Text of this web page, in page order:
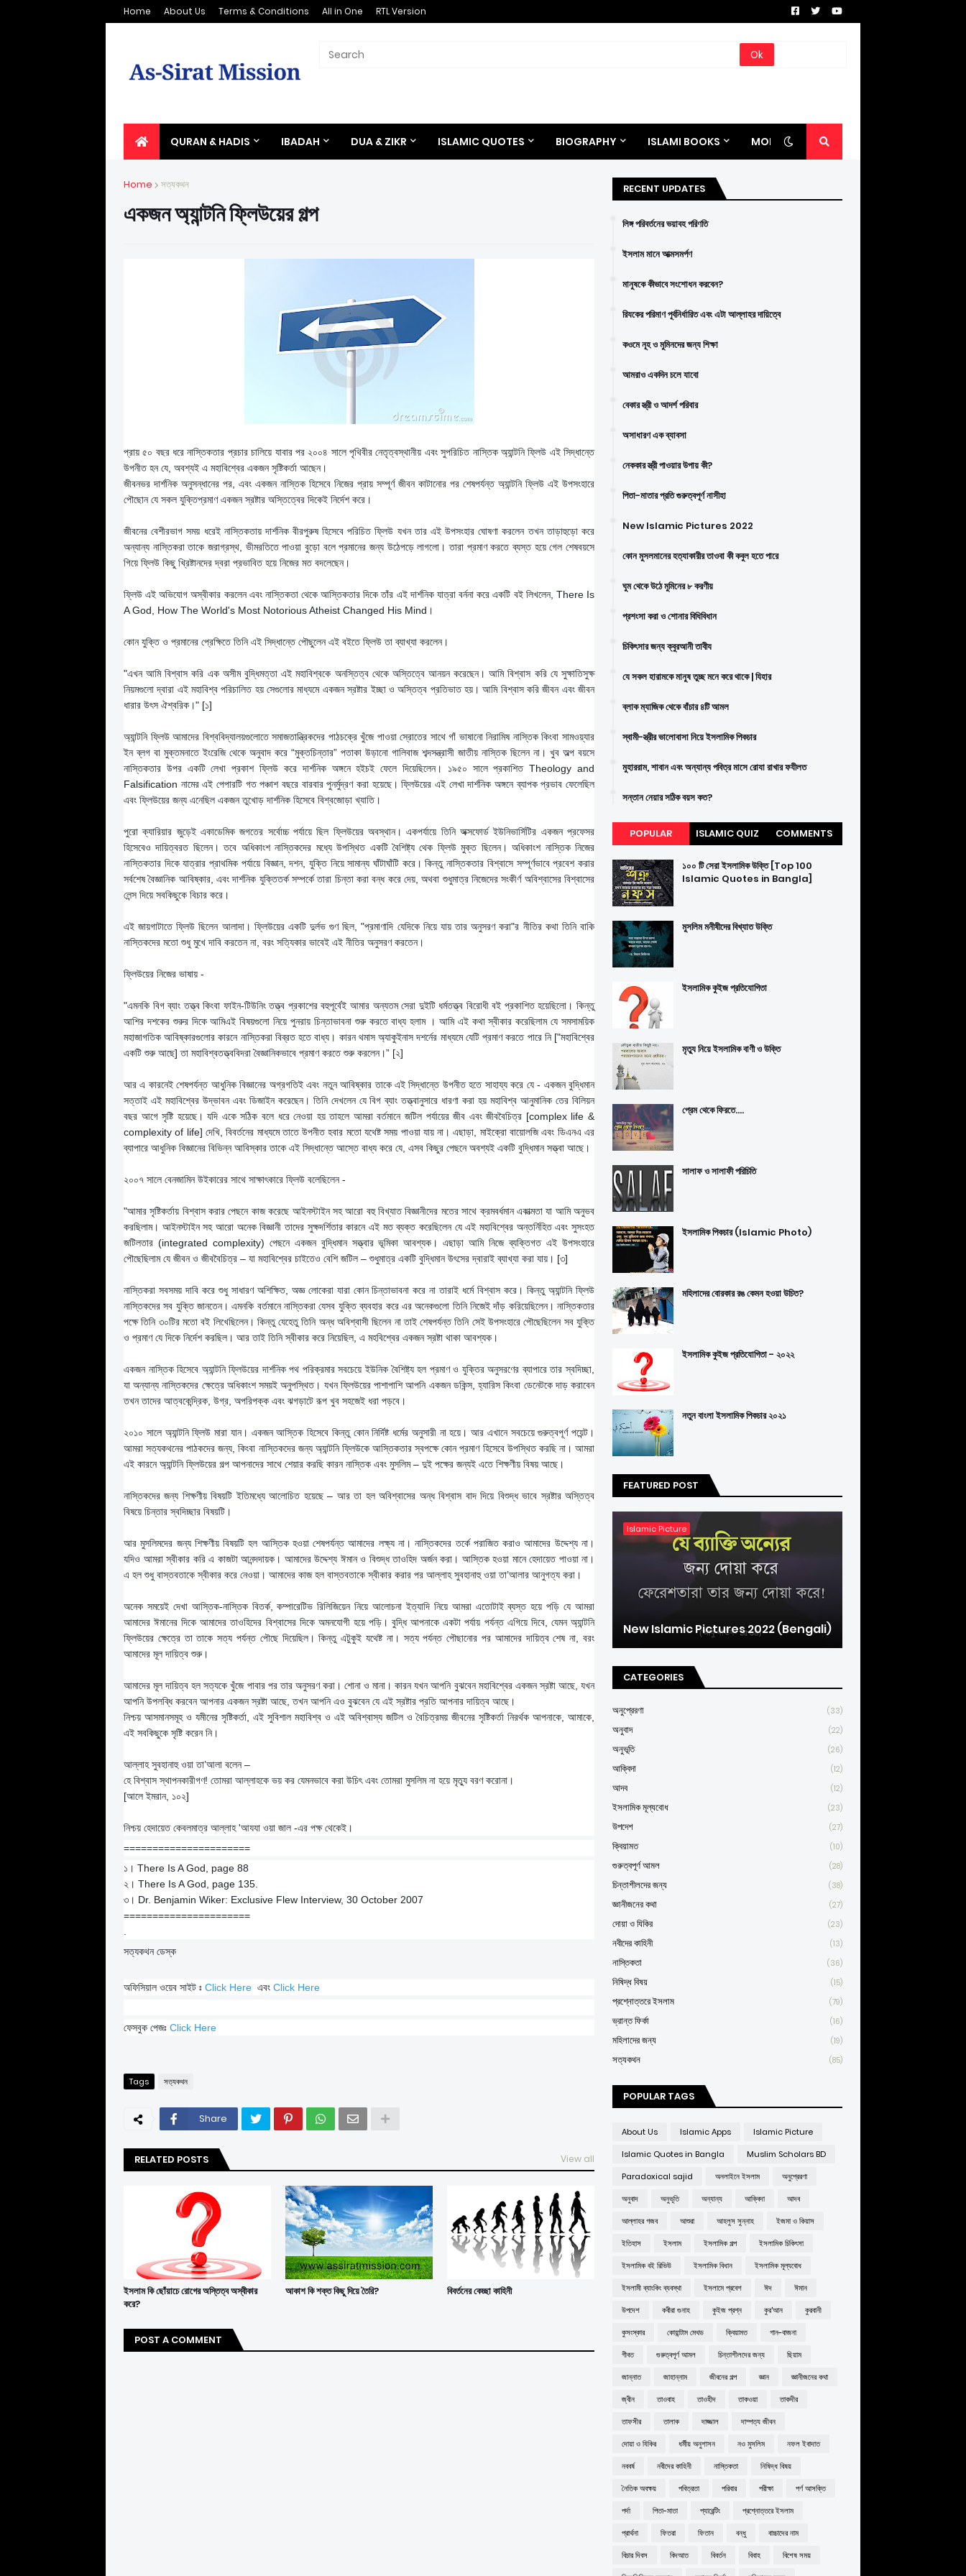
Home About Us Terms & Conditions All in One RTL Version
QURAN & HADIS IBADAH DUA & ZIKR ISLAMIC QUOTES BIOGRAPHY ISLAMI BOOKS MORE
Home সত্যকথন
একজন অ্যান্টনি ফ্লিউয়ের গল্প
প্রায় ৫০ বছর ধরে নাস্তিকতার প্রচার চালিয়ে যাবার পর ২০০৪ সালে পৃথিবীর নেতৃত্বস্থানীয় এবং সুপরিচিত নাস্তিক অ্যান্টনি ফ্লিউ এই সিদ্ধান্তে
উপনীত হন যে, অবশ্যই এ মহাবিশ্বের একজন সৃষ্টিকর্তা আছেন।
জীবনভর দার্শনিক অনুসন্ধানের পর, এবং একজন নাস্তিক হিসেবে নিজের প্রায় সম্পূর্ণ জীবন কাটানোর পর শেষপর্যন্ত অ্যান্টনি ফ্লিউ এই উপসংহারে
পৌছোন যে সকল যুক্তিপ্রমাণ একজন স্রষ্টার অস্তিত্বের দিকেই নির্দেশ করে।
জীবনের বেশীরভাগ সময় ধরেই নাস্তিকতায় দার্শনিক বীরপুরুষ হিসেবে পরিচিত ফ্লিউ যখন তার এই উপসংহার ঘোষণা করলেন তখন তাড়াহুড়ো করে
অন্যান্য নাস্তিকরা তাকে জরাগ্রস্থ, ভীমরতিতে পাওয়া বুড়ো বলে প্রমানের জন্য উঠেপড়ে লাগলো। তারা প্রমাণ করতে ব্যস্ত হয়ে গেল শেষবয়সে
গিয়ে ফ্লিউ কিছু খ্রিষ্টানদের দ্বরা প্রভাবিত হয়ে নিজের মত বদলেছেন।
ফ্লিউ এই অভিযোগ অস্বীকার করলেন এবং নাস্তিকতা থেকে আস্তিকতার দিকে তাঁর এই দার্শনিক যাত্রা বর্ননা করে একটি বই লিখলেন, There Is
A God, How The World's Most Notorious Atheist Changed His Mind।
কোন যুক্তি ও প্রমানের প্রেক্ষিতে তিনি এই সিদ্ধান্তে পৌছুলেন এই বইতে ফ্লিউ তা ব্যাখ্যা করলেন।
"এখন আমি বিশ্বাস করি এক অসীম বুদ্ধিমত্তা এই মহাবিশ্বকে অনস্তিত্ব থেকে অস্তিত্বে আনয়ন করেছেন। আমি বিশ্বাস করি যে সুক্ষাতিসুক্ষ
নিয়মগুলো দ্বারা এই মহাবিশ্ব পরিচালিত হয় সেগুলোর মাধ্যমে একজন স্রষ্টার ইচ্ছা ও অস্তিত্ব প্রতিভাত হয়। আমি বিশ্বাস করি জীবন এবং জীবন
ধারার উৎস ঐশ্বরিক।" [১]
অ্যান্টনি ফ্লিউ আমাদের বিশ্ববিদ্যালয়গুলোতে সমাজতান্ত্রিকদের পাঠচক্রে খুঁজে পাওয়া স্রোতের সাথে গাঁ ভাষানো নিরামিষ নাস্তিক কিংবা সামওয়্যার
ইন ব্লগ বা মুক্তমনাতে ইংরেজি থেকে অনুবাদ করে “মুক্তচিন্তার” পতাকা উড়ানো গালিবাজ শব্দসন্ত্রাসী জাতীয় নাস্তিক ছিলেন না। খুব অল্প বয়সে
নাস্তিকতার উপর একটি লেখা প্রকাশ ফ্লিউ করে দার্শনিক অঙ্গনে হইচই ফেলে দিয়েছিলেন। ১৯৫০ সালে প্রকাশিত Theology and
Falsification নামের এই পেপারটি গত পঞ্চাশ বছরে বারবার পুনর্মুদ্রণ করা হয়েছে। ফ্লিউয়ের এই লেখা দার্শনিক অঙ্গনে ব্যাপক প্রভাব ফেলেছিল
এবং ফ্লিউয়ের জন্য এনেছিল একজন তুখোড় দার্শনিক হিসেবে বিশ্বজোড়া খ্যাতি।
পুরো ক্যারিয়ার জুড়েই একাডেমিক জগতের সর্বোচ্চ পর্যায়ে ছিল ফ্লিউয়ের অবস্থান। একপর্যায়ে তিনি অক্সফোর্ড ইউনিভার্সিটির একজন প্রফেসর
হিসেবেও দায়িত্বরত ছিলেন। তবে অধিকাংশ নাস্তিকদের মধ্যে উপস্থিত একটি বৈশিষ্ট্য থেক ফ্লিউ মুক্ত ছিলেন। অধিকাংশ নাস্তিক নিজের
নাস্তিকতার দিকে যাত্রার প্রাথমিক পর্যায়ে বিজ্ঞান, দশন, যুক্তি নিয়ে সামান্য ঘাঁটাঘাঁটি করে। কিন্তু নাস্তিকতার বিশ্বাসে সম্পূর্ণভাবে প্রবেশ করার
সর্বশেষ বৈজ্ঞানিক আবিষ্কার, এবং দার্শনিক যুক্তিতর্ক সম্পর্কে তারা চিন্তা করা বন্ধ করে দেয়, অথবা শুধুমাত্র নিজেদের সংকীর্ণ অবিশ্বাসের বিশ্বাসের
লেন্স দিয়ে সবকিছুকে বিচার করে।
এই জায়গাটাতে ফ্লিউ ছিলেন আলাদা। ফ্লিউয়ের একটি দুর্লভ গুণ ছিল, "প্রমাণাদি যেদিকে নিয়ে যায় তার অনুসরণ করা"র নীতির কথা তিনি বাকি
নাস্তিকদের মতো শুধু মুখে দাবি করতেন না, বরং সত্যিকার ভাবেই এই নীতির অনুসরণ করতেন।
ফ্লিউয়ের নিজের ভাষায় -
"এমনকি বিগ ব্যাং তত্ত্ব কিংবা ফাইন-টিউনিং তত্ত্ব প্রকাশের বহুপূর্বেই আমার অন্যতম সেরা দুইটি ধর্মতত্ত্ব বিরোধী বই প্রকাশিত হয়েছিলো। কিন্তু
আশির দশকের শুরুর দিকে আমিএই বিষয়গুলো নিয়ে পুনরায় চিন্তাভাবনা শুরু করতে বাধ্য হলাম । আমি এই কথা স্বীকার করেছিলাম যে সমসাময়িক
মহাজাগতিক আবিষ্কারগুলোর কারনে নাস্তিকরা বিব্রত হতে বাধ্য। কারন থমাস অ্যাকুইনাস দশর্নের মাধ্যমে যেটি প্রমাণ করতে পারে নি ["মহাবিশ্বের
একটি শুরু আছে] তা মহাবিশ্বতত্ত্ববিদরা বৈজ্ঞানিকভাবে প্রমাণ করতে শুরু করলেন।” [২]
আর এ কারনেই শেষপর্যন্ত আধুনিক বিজ্ঞানের অগ্রগতিই এবং নতুন আবিষ্কার তাকে এই সিদ্ধান্তে উপনীত হতে সাহায্য করে যে - একজন বুদ্ধিমান
সত্তাই এই মহাবিশ্বের উদ্ভাবন এবং ডিজাইন করেছেন। তিনি দেখলেন যে বিগ ব্যাং তত্ত্বানুসারে ধারণা করা হয় মহাবিশ্ব আনুমানিক তের বিলিয়ন
বছর আগে সৃষ্টি হয়েছে। যদি একে সঠিক বলে ধরে নেওয়া হয় তাহলে আমরা বর্তমানে জটিল পর্যায়ের জীব এবং জীববৈচিত্র [complex life &
complexity of life] দেখি, বিবর্তনের মাধ্যমে তাতে উপনীত হবার মতো যথেষ্ট সময় পাওয়া যায় না। এছাড়া, মাইক্রো বায়োলজি এবং ডিএনএ এর
ব্যাপারে আধুনিক বিজ্ঞানের বিভিন্ন আবিস্কার তাকে এই সিদ্ধান্তে আস্তে বাধ্য করে যে, এসব কিছুর পেছনে অবশ্যই একটি বুদ্ধিমান সত্ত্বা আছে।
২০০৭ সালে বেনজামিন উইকারের সাথে সাক্ষাৎকারে ফ্লিউ বলেছিলেন -
"আমার সৃষ্টিকর্তায় বিশ্বাস করার পেছনে কাজ করেছে আইনস্টাইন সহ আরো বহু বিখ্যাত বিজ্ঞানীদের মতের সাথে ক্রমবর্ধমান একাত্মতা যা আমি অনুভব
করছিলাম। আইনস্টাইন সহ আরো অনেক বিজ্ঞানী তাদের সুক্ষদর্শিতার কারনে এই মত ব্যক্ত করেছিলেন যে এই মহাবিশ্বের অন্তর্নিহিত এবং সুসংহত
জটিলতার (integrated complexity) পেছনে একজন বুদ্ধিমান সত্ত্বার ভূমিকা আবশ্যক। এছাড়া আমি নিজে ব্যক্তিগত এই উপসংহারে
পৌছেছিলাম যে জীবন ও জীববৈচিত্র – যা মহাবিশ্বের চাইতেও বেশি জটিল – শুধুমাত্র একটি বুদ্ধিমান উৎসের দ্বারাই ব্যাখ্যা করা যায়। [৩]
নাস্তিকরা সবসময় দাবি করে শুধু সাধারণ অশিক্ষিত, অজ্ঞ লোকেরা যারা কোন চিন্তাভাবনা করে না তারাই ধর্মে বিশ্বাস করে। কিন্তু অ্যান্টনি ফ্লিউ
নাস্তিকদের সব যুক্তি জানতেন। এমনকি বর্তমানে নাস্তিকরা যেসব যুক্তি ব্যবহার করে এর অনেকগুলো তিনি নিজেই দাঁড় করিয়েছিলেন। নাস্তিকতার
পক্ষে তিনি ৩০টির মতো বই লিখেছিলেন। কিন্তু যেহেতু তিনি অন্ধ অবিশ্বাসী ছিলেন না তাই শেষপর্যন্ত তিনি সেই উপসংহারে পৌছেছিলেন সব যুক্তি
ও প্রমাণ যে দিকে নির্দেশ করছিল। আর তাই তিনি স্বীকার করে নিয়েছিল, এ মহবিশ্বের একজন স্রষ্টা থাকা আবশ্যক।
একজন নাস্তিক হিসেবে অ্যান্টনি ফ্লিউয়ের দার্শনিক পথ পরিক্রমার সবচেয়ে ইউনিক বৈশিষ্ট্য হল প্রমাণ ও যুক্তির অনুসরণের ব্যাপারে তার স্বদিচ্ছা,
যা অন্যান্য নাস্তিকদের ক্ষেত্রে অধিকাংশ সময়ই অনুপস্থিত। যখন ফ্লিউয়ের পাশাপাশি আপনি একজন ডকিন্স, হ্যারিস কিংবা ডেনেটকে দাড় করাবেন
তখন তাদের আত্বকেন্দ্রিক, উগ্র, অপরিপক্ক এবং ঝগড়াটে রূপ খুব সহজেই ধরা পড়বে।
২০১০ সালে অ্যান্টনি ফ্লিউ মারা যান। একজন আস্তিক হিসেবে কিন্তু কোন নির্দিষ্ট ধর্মের অনুসারী না হয়ে। আর এখানে সবচেয়ে গুরুত্বপূর্ণ পয়েন্ট।
আমরা সত্যকথনের পাঠকদের জন্য, কিংবা নাস্তিকদের জন্য অ্যান্টনি ফ্লিউকে আস্তিকতার স্বপক্ষে কোন প্রমাণ হিসেবে উপস্থিত করছি না। আমরা
এই কারনে অ্যান্টনি ফ্লিউয়ের গল্প আপনাদের সাথে শেয়ার করছি কারন নাস্তিক এবং মুসলিম – দুই পক্ষের জন্যই এতে শিক্ষণীয় বিষয় আছে।
নাস্তিকদের জন্য শিক্ষণীয় বিষয়টি ইতিমধ্যে আলোচিত হয়েছে – আর তা হল অবিশ্বাসের অন্ধ বিশ্বাস বাদ দিয়ে বিশুদ্ধ ভাবে স্রষ্টার অস্তিত্ব
বিষয়ে চিন্তার স্বদিচ্ছার বিষয়টি।
আর মুসলিমদের জন্য শিক্ষণীয় বিষয়টি হল আস্তিক হওয়া শেষপর্যন্ত আমাদের লক্ষ্য না। নাস্তিকদের তর্কে পরাজিত করাও আমাদের উদ্দেশ্য না।
যদিও আমরা স্বীকার করি এ কাজটা আনন্দদায়ক। আমাদের উদ্দেশ্য ঈমান ও বিশুদ্ধ তাওহিদ অর্জন করা। আস্তিক হওয়া মানে হেদায়েত পাওয়া না।
এ হল শুধু বাস্তবতাকে স্বীকার করে নেওয়া। আমাদের কাজ হল বাস্তবতাকে স্বীকার করার পর আল্লাহ সুবহানাহু ওয়া তা’আলার আনুগত্য করা।
অনেক সময়েই দেখা আস্তিক-নাস্তিক বিতর্ক, কম্পারেটিভ রিলিজিয়েন নিয়ে আলোচনা ইত্যাদি নিয়ে আমরা এতোটাই ব্যস্ত হয়ে পড়ি যে আমরা
আমাদের ঈমানের দিকে আমাদের তাওহিদের বিশ্বাসের দিকে অমনযোগী হয়ে পড়ি। বুদ্ধি আপনাকে একটা পর্যায় পর্যন্ত এগিয়ে দিবে, যেমন অ্যান্টনি
ফ্লিউয়ের ক্ষেত্রে তা তাকে সত্য পর্যন্ত পৌছে দিয়েছিল। কিন্তু এটুকুই যথেষ্ট না। সত্য পর্যন্ত পৌছানোর পর আমাদের দায়িত্ব শেষ না, বরং
আমাদের মূল দায়িত্ব শুরু।
আমাদের মূল দায়িত্ব হল সত্যকে খুঁজে পাবার পর তার অনুসরণ করা। শোনা ও মানা। কারন যখন আপনি বুঝবেন মহাবিশ্বের একজন স্রষ্টা আছে, যখন
আপনি উপলব্ধি করবেন আপনার একজন স্রষ্টা আছে, তখন আপনি এও বুঝবেন যে এই স্রষ্টার প্রতি আপনার দায়িত্ব আছে।
নিশ্চয় আসমানসমূহ ও যমীনের সৃষ্টিকর্তা, এই সুবিশাল মহাবিশ্ব ও এই অবিশ্বাস্য জটিল ও বৈচিত্রময় জীবনের সৃষ্টিকর্তা নিরর্থক আপনাকে, আমাকে,
এই সবকিছুকে সৃষ্টি করেন নি।
আল্লাহ সুবহানাহু ওয়া তা’আলা বলেন –
হে বিশ্বাস স্থাপনকারীগণ! তোমরা আল্লাহকে ভয় কর যেমনভাবে করা উচিৎ এবং তোমরা মুসলিম না হয়ে মৃত্যু বরণ করোনা।
[আলে ইমরান, ১০২]
নিশ্চয় হেদায়েত কেবলমাত্র আল্লাহ 'আযযা ওয়া জাল -এর পক্ষ থেকেই।
======================
১। There Is A God, page 88
২। There Is A God, page 135.
৩। Dr. Benjamin Wiker: Exclusive Flew Interview, 30 October 2007
======================
সত্যকথন ডেস্ক
অফিসিয়াল ওয়েব সাইট ঃ Click Here এবং Click Here
ফেসবুক পেজঃ Click Here
Tags সত্যকথন
Share
RELATED POSTS View all
ইসলাম কি ছোঁয়াচে রোগের অস্তিত্ব অস্বীকার
করে?
আকাশ কি শক্ত কিছু দিয়ে তৈরি? বিবর্তনের কেচ্ছা কাহিনী
POST A COMMENT
RECENT UPDATES
লিঙ্গ পরিবর্তনের ভয়াবহ পরিণতি
ইসলাম মানে আত্মসমর্পণ
মানুষকে কীভাবে সংশোধন করবেন?
রিযকের পরিমাণ পূর্বনির্ধারিত এবং এটা আল্লাহর দায়িত্বে
কওমে নূহ ও মুমিনদের জন্য শিক্ষা
আমরাও একদিন চলে যাবো
বেকার স্ত্রী ও আদর্শ পরিবার
অসাধারণ এক ব্যাবসা
নেককার স্ত্রী পাওয়ার উপায় কী?
পিতা-মাতার প্রতি গুরুত্বপূর্ণ নাসীহা
New Islamic Pictures 2022
কোন মুসলমানের হত্যাকারীর তাওবা কী কবুল হতে পারে
ঘুম থেকে উঠে মুমিনের ৮ করণীয়
প্রশংসা করা ও শোনার বিধিবিধান
চিকিৎসার জন্য ক্বুরআনী তাবীয
যে সকল হারামকে মানুষ তুচ্ছ মনে করে থাকে | যিহার
ব্লাক ম্যাজিক থেকে বাঁচার ৪টি আমল
স্বামী-স্ত্রীর ভালোবাসা নিয়ে ইসলামিক পিকচার
মুহাররাম, শাবান এবং অন্যান্য পবিত্র মাসে রোযা রাখার ফযীলত
সন্তান নেয়ার সঠিক বয়স কত?
POPULAR ISLAMIC QUIZ COMMENTS
১০০ টি সেরা ইসলামিক উক্তি [Top 100
Islamic Quotes in Bangla]
মুসলিম মনীষীদের বিখ্যাত উক্তি
ইসলামিক কুইজ প্রতিযোগিতা
মৃত্যু নিয়ে ইসলামিক বাণী ও উক্তি
প্রেম থেকে ফিরতে....
সালাফ ও সালাফী পরিচিতি
ইসলামিক পিকচার (Islamic Photo)
মহিলাদের বোরকার রঙ কেমন হওয়া উচিত?
ইসলামিক কুইজ প্রতিযোগিতা - ২০২২
নতুন বাংলা ইসলামিক পিকচার ২০২১
FEATURED POST
Islamic Picture
New Islamic Pictures 2022 (Bengali)
CATEGORIES
অনুপ্রেরণা (33)
অনুবাদ (22)
অনুভূতি (26)
আক্বিদা (12)
আদব (12)
ইসলামিক মূল্যবোধ (23)
উপদেশ (27)
ক্বিয়ামত (10)
গুরুত্বপূর্ণ আমল (28)
চিন্তাশীলদের জন্য (38)
জ্ঞানীজনের কথা (27)
দোয়া ও যিকির (23)
নবীদের কাহিনী (13)
নাস্তিকতা (36)
নিষিদ্ধ বিষয় (15)
প্রশ্নোত্তরে ইসলাম (79)
ভ্রান্ত ফির্কা (16)
মহিলাদের জন্য (19)
সত্যকথন (85)
POPULAR TAGS
About Us Islamic Apps
Islamic Picture
Islamic Quotes in Bangla
Muslim Scholars BD
Paradoxical sajid
অনলাইনে ইসলাম
অনুপ্রেরণা
অনুবাদ
অনুভূতি অন্যান্য আক্বিদা
আদব
আল্লাহর গজব
আশুরা আহলুস সুন্নাহ
ইজমা ও কিয়াস
ইতিহাস
ইসলাম ইসলামিক গল্প
ইসলামিক চিকিৎসা
ইসলামিক বই রিভিউ
ইসলামিক বিধান
ইসলামিক মূল্যবোধ
ইসলামী ব্যাংকিং ব্যবস্থা
ইসলামে প্রবেশ ঈদ
ঈমান
উপদেশ
কবীরা গুনাহ কুইজ প্রশ্ন কুর'আন
কুরবানী
কুসংস্কার
কোয়ান্টাম মেথড ক্বিয়ামত
গান-বাজনা
গীবত
গুরুত্বপূর্ণ আমল চিন্তাশীলদের জন্য
ছিয়াম
জান্নাত
জাহান্নাম জীবনের গল্প জ্ঞান
জ্ঞানীজনের কথা
জ্বীন
তাওবাহ তাওহীদ তাকওয়া
তাকদীর
তাফসীর
তালাক দাজ্জাল
দাম্পত্য জীবন
দোয়া ও যিকির
ধর্মীয় অনুশাসন নও মুসলিম
নফল ইবাদাত
নববর্ষ
নবীদের কাহিনী নাস্তিকতা
নিষিদ্ধ বিষয়
নৈতিক অবক্ষয়
পবিত্রতা পরিবার পরীক্ষা
পর্ণ আসক্তি
পর্দা
পিতা-মাতা প্যারেন্টিং
প্রশ্নোত্তরে ইসলাম
প্রার্থনা
ফিতরা ফিতান বন্ধু
বাচ্চাদের নাম
বিচার দিবস
বিদআত বিবর্তন বিবাহ
বিশেষ সময়